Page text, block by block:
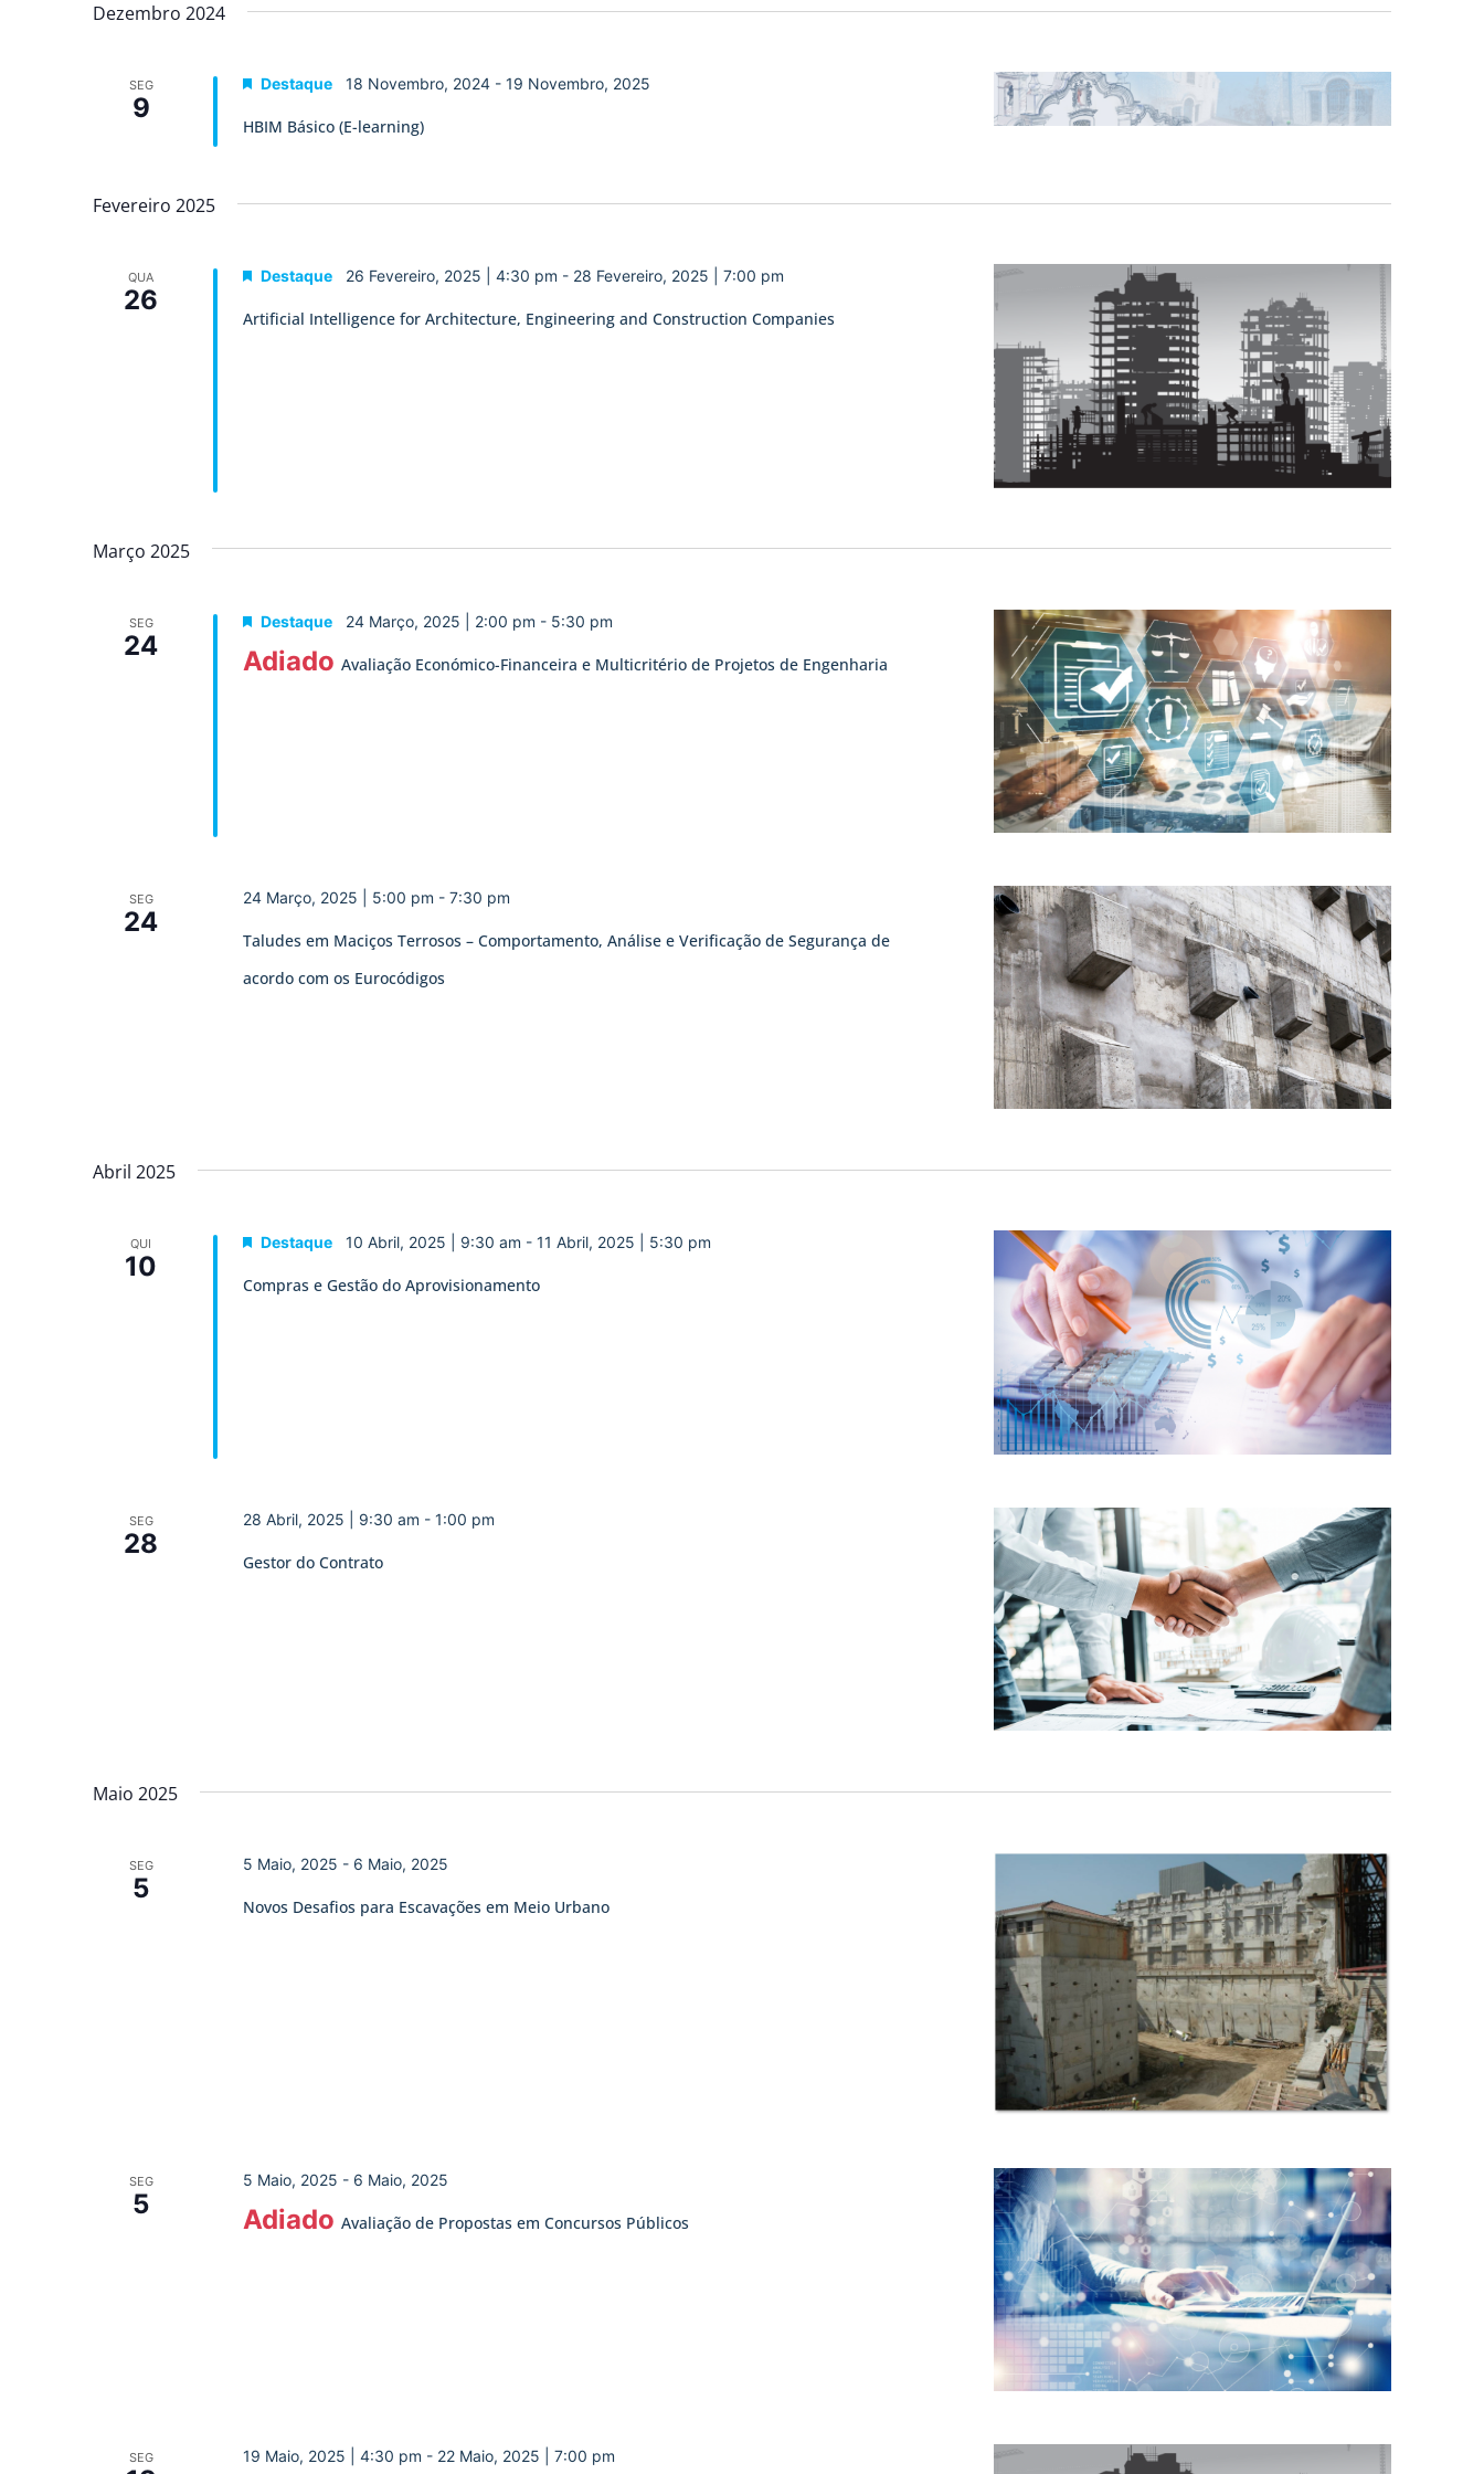
Eventos
Dezembro 2024
SEG
9
HBIM Básico (E-learning)
Destaque 18 Novembro, 2024- 19 Novembro, 2025
Fevereiro 2025
QUA
26
Artificial Intelligence for Architecture, Engineering and Construction Companies
Destaque 26 Fevereiro, 2025 | 4:30 pm - 28 Fevereiro, 2025 | 7:00 pm
Março 2025
SEG
24 Adiado Avaliação Económico-Financeira e Multicritério de Projetos de Engenharia
Destaque 24 Março, 2025 | 2:00 pm - 5:30 pm
SEG
24
Taludes em Maciços Terrosos – Comportamento, Análise e Verificação de Segurança de
acordo com os Eurocódigos
24 Março, 2025 | 5:00 pm - 7:30 pm
Abril 2025
QUI
10
Compras e Gestão do Aprovisionamento
Destaque 10 Abril, 2025 | 9:30 am - 11 Abril, 2025 | 5:30 pm
SEG
28
Gestor do Contrato
28 Abril, 2025 | 9:30 am - 1:00 pm
Maio 2025
SEG
5
Novos Desafios para Escavações em Meio Urbano
5 Maio, 2025 - 6 Maio, 2025
SEG
5 Adiado Avaliação de Propostas em Concursos Públicos
5 Maio, 2025 - 6 Maio, 2025
SEG 19 Maio, 2025 | 4:30 pm - 22 Maio, 2025 | 7:00 pm